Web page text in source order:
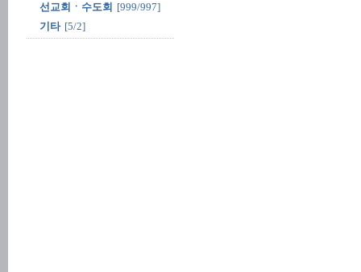
선교회ㆍ수도회 [999/997]
기타 [5/2]